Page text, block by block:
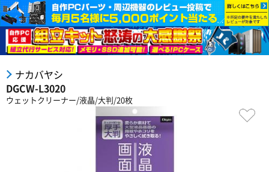
ナカバヤシ
DGCW-L3020
ウェットクリーナー/液晶/大判/20枚